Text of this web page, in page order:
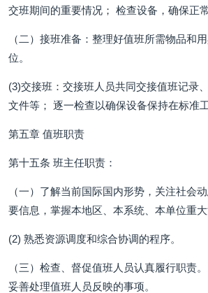
交班期间的重要情况； 检查设备，确保正常
（二）接班准备：整理好值班所需物品和
位。
(3)交接班：交接班人员共同交接值班记录
文件等； 逐一检查以确保设备保持在标准工
第五章 值班职责
第十五条 班主任职责：
（一）了解当前国际国内形势，关注社会
要信息，掌握本地区、本系统、本单位重大
(2) 熟悉资源调度和综合协调的程序。
（三）检查、督促值班人员认真履行职责
妥善处理值班人员反映的事项。